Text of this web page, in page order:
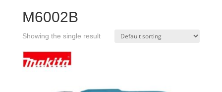
M6002B
Showing the single result